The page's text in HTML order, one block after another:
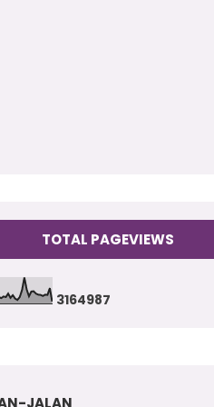
TOTAL PAGEVIEWS
3164987